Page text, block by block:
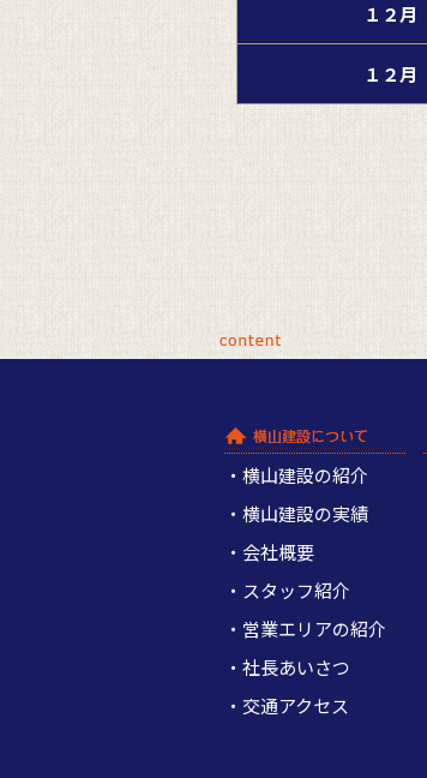
１２月
１２月
横山建設の紹介
横山建設の実績
会社概要
スタッフ紹介
営業エリアの紹介
社長あいさつ
交通アクセス